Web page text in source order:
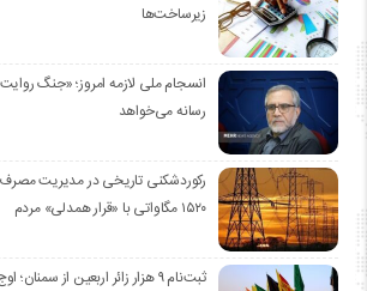
زیرساخت‌ها
انسجام ملی لازمه امروز؛ «جنگ
رسانه می‌خواهد
رکوردشکنی تاریخی در مدیریت
۱۵۲۰ مگاواتی با «قرار همدلی» مردم
ثبت‌نام ۹ هزار زائر اربعین از